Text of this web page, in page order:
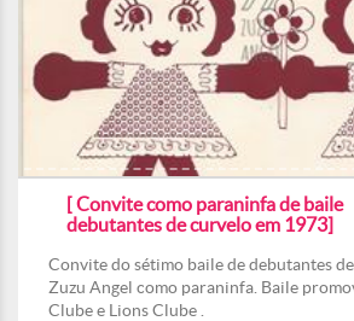
[ Convite como paraninfa de baile
debutantes de curvelo em 1973]
Convite do sétimo baile de debutantes
Zuzu Angel como paraninfa. Baile
Clube e Lions Clube .